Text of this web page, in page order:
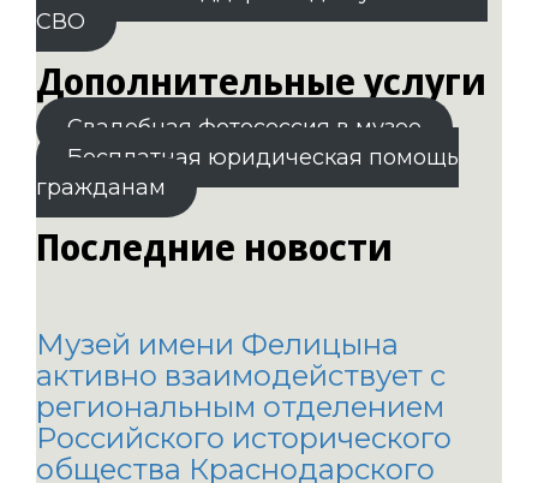
СВО
Дополнительные услуги
Свадебная фотосессия в музее
Бесплатная юридическая помощь
гражданам
Последние новости
Музей имени Фелицына
активно взаимодействует с
региональным отделением
Российского исторического
общества Краснодарского